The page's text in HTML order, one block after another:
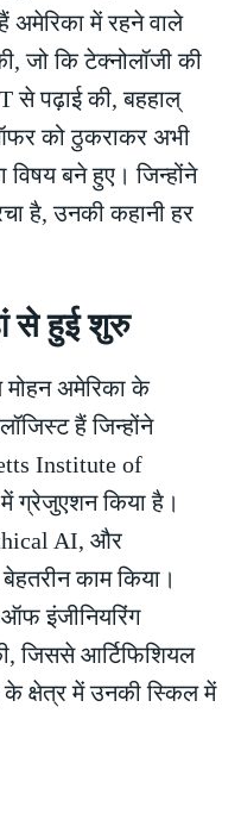
अमेरिका में रहने वाले
जो कि टेक्नोलॉजी की
से पढ़ाई की, बहहाल्
को ठुकराकर अभी
विषय बने हुए। जिन्होंने
है, उनकी कहानी हर
से हुई शुरु
मोहन अमेरिका के
हैं जिन्होंने
Institute of
ग्रेजुएशन किया है।
AI, और
काम किया।
इंजीनियरिंग
जिससे आर्टिफिशियल
क्षेत्र में उनकी स्किल में